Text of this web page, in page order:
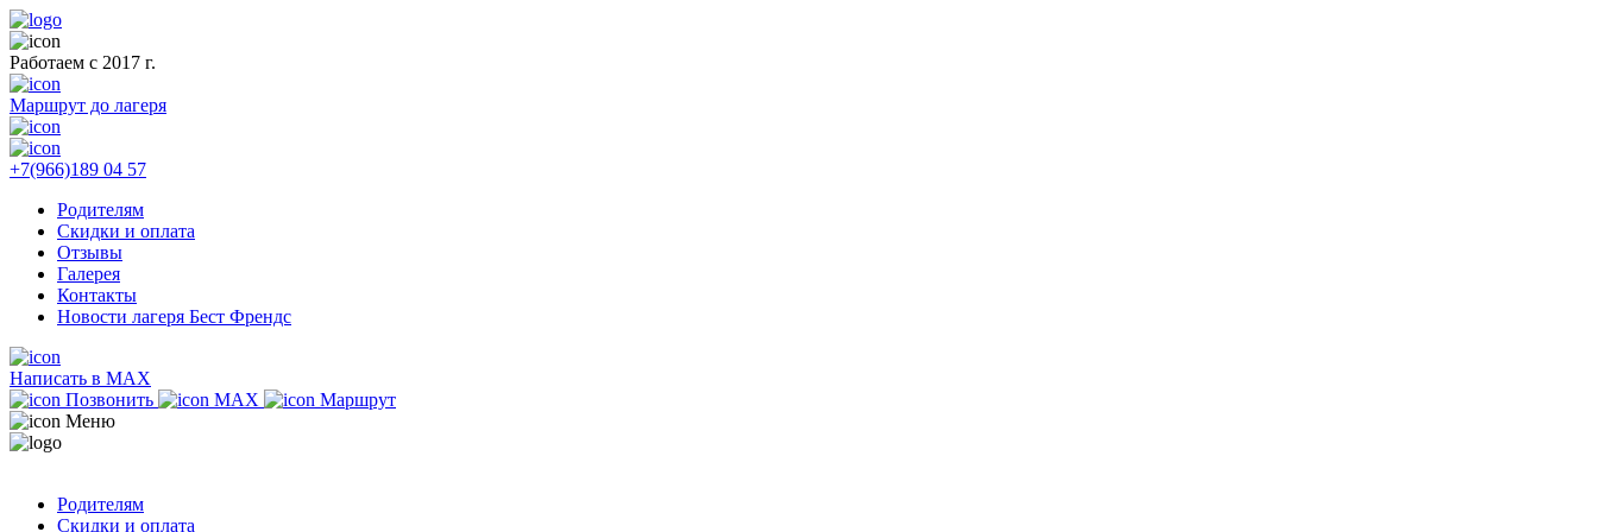
Работаем с 2017 г.
Маршрут до лагеря
+7(966)189 04 57
Родителям
Скидки и оплата
Отзывы
Галерея
Контакты
Новости лагеря Бест Френдс
Написать в MAX
Позвонить
MAX
Маршрут
Меню
Родителям
Скидки и оплата